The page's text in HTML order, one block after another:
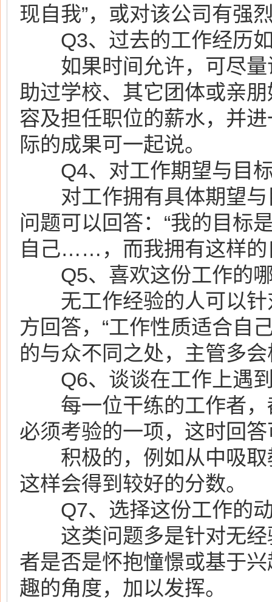
现自我”，或对该公司有强
Q3、过去的工作经历
如果时间允许，可尽量
助过学校、其它团体或亲
容及担任职位的薪水，并
际的成果可一起说。
Q4、对工作期望与目
对工作拥有具体期望与
问题可以回答：“我的目
自己……，而我拥有这样的
Q5、喜欢这份工作的
无工作经验的人可以针
方回答，“工作性质适合自
的与众不同之处，主管多
Q6、谈谈在工作上遇到
每一位干练的工作者，
必须考验的一项，这时回
积极的，例如从中吸取
这样会得到较好的分数。
Q7、选择这份工作的
这类问题多是针对无经
者是否是怀抱憧憬或基于
趣的角度，加以发挥。